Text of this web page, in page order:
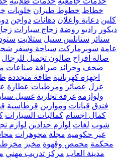
خطاط خطوط طيران خلويات
كلين دعاية واعلان دهانات دواجن
ديكور راديو روضة زجاج سيارات
ستائر ستانلس ستيل ستلايت
عامة سوبرماركت سياحة وسفر
صالة افراح صالون تجميل للرجال
صحف وجرائد صرافة صناعات
اجهزة كهربائية طاقة متجددة
عزل عصائر ومرطبات عطارة
ولوازمه غرفة تجارية غسيل
فندق قبانات وموازين قرطاسية
كمال اجسام كماليات السيارات
شوب لغات لوازم حدادين لوازم
غير حكومية مجلة مجوهرات
محكمة محمص وقهوة مخبز
مدينة العاب مركز تدريب مهني